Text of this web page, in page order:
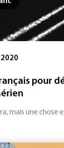
pour
mais une